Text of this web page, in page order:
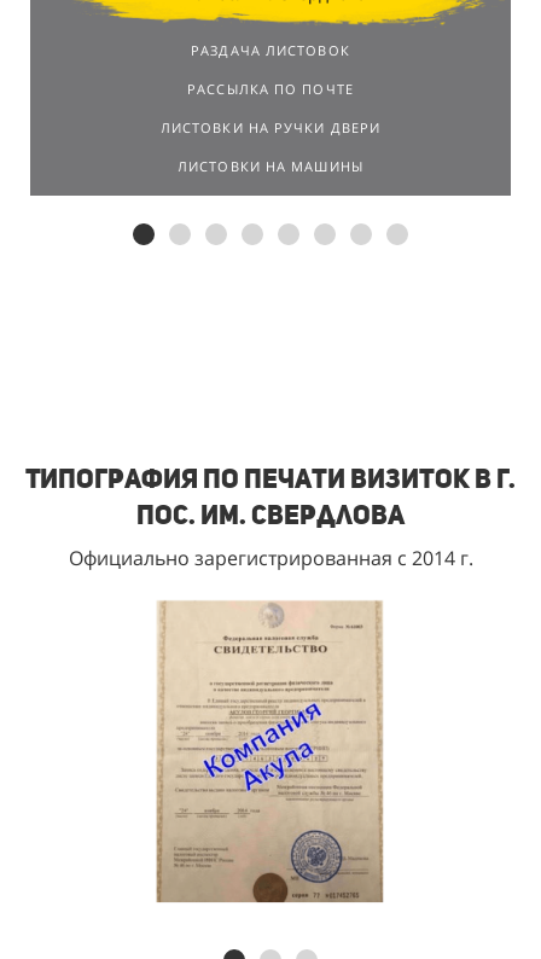
РАЗДАЧА ЛИСТОВОК
РАССЫЛКА ПО ПОЧТЕ
ЛИСТОВКИ НА РУЧКИ ДВЕРИ
ЛИСТОВКИ НА МАШИНЫ
Типография по печати визиток в г.
пос. им. Свердлова
Официально зарегистрированная с 2014 г.